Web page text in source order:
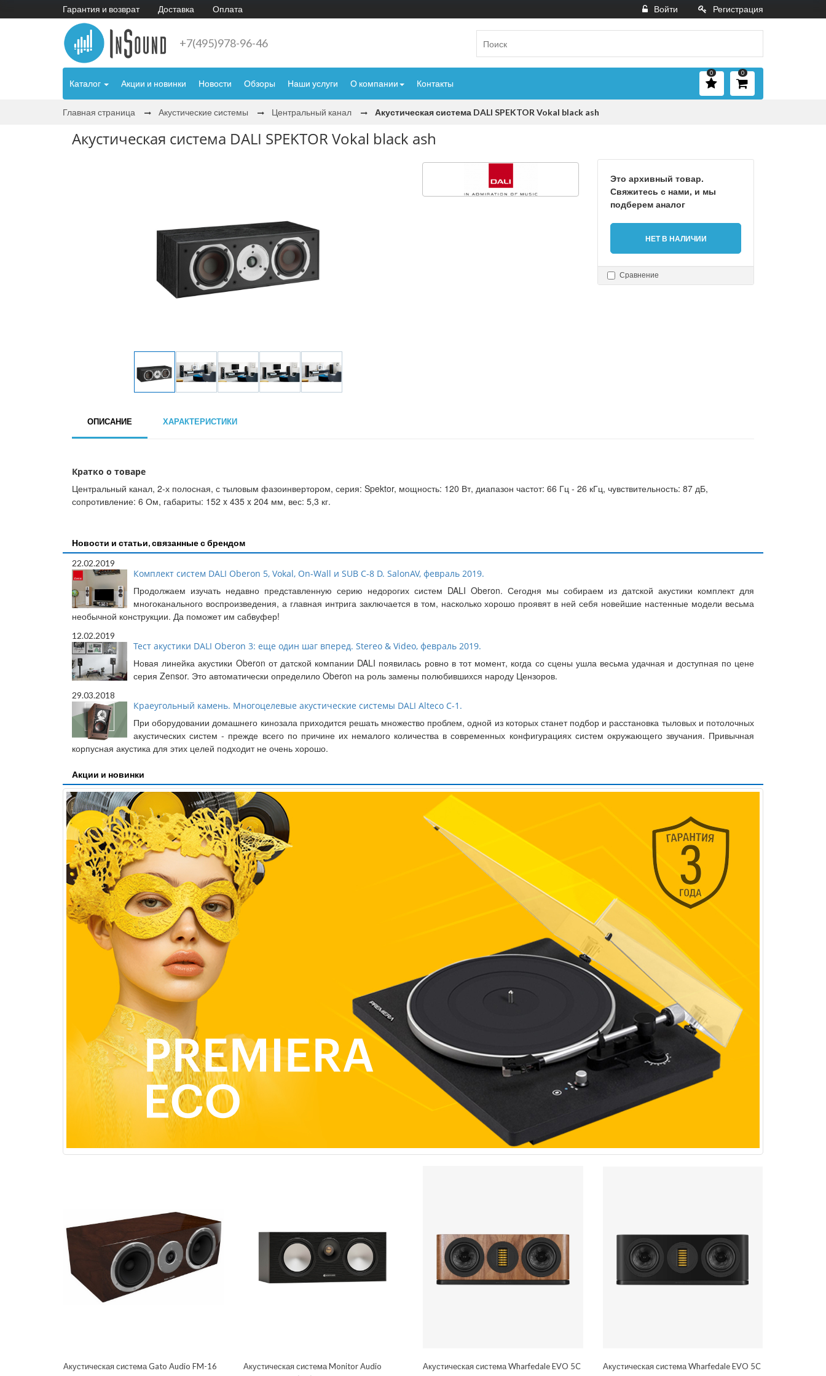
Гарантия и возврат Доставка Оплата Войти Регистрация
+7(495)978-96-46
Каталог Акции и новинки Новости Обзоры Наши услуги О компании Контакты
0
0
Главная страница Акустические системы Центральный канал Акустическая система DALI SPEKTOR Vokal black ash
Акустическая система DALI SPEKTOR Vokal black ash
Это архивный товар.
Свяжитесь с нами, и мы
подберем аналог
НЕТ В НАЛИЧИИ
Сравнение
ОПИСАНИЕ ХАРАКТЕРИСТИКИ
Кратко о товаре
Центральный канал, 2-х полосная, с тыловым фазоинвертором, серия: Spektor, мощность: 120 Вт, диапазон частот: 66 Гц - 26 кГц, чувствительность: 87 дБ,
сопротивление: 6 Ом, габариты: 152 x 435 x 204 мм, вес: 5,3 кг.
Новости и статьи, связанные с брендом
22.02.2019
Комплект систем DALI Oberon 5, Vokal, On-Wall и SUB C-8 D. SalonAV, февраль 2019.
Продолжаем изучать недавно представленную серию недорогих систем DALI Oberon. Сегодня мы собираем из датской акустики комплект для
многоканального воспроизведения, а главная интрига заключается в том, насколько хорошо проявят в ней себя новейшие настенные модели весьма
необычной конструкции. Да поможет им сабвуфер!
12.02.2019
Тест акустики DALI Oberon 3: еще один шаг вперед. Stereo & Video, февраль 2019.
Новая линейка акустики Oberon от датской компании DALI появилась ровно в тот момент, когда со сцены ушла весьма удачная и доступная по цене
серия Zensor. Это автоматически определило Oberon на роль замены полюбившихся народу Цензоров.
29.03.2018
Краеугольный камень. Многоцелевые акустические системы DALI Alteco C-1.
При оборудовании домашнего кинозала приходится решать множество проблем, одной из которых станет подбор и расстановка тыловых и потолочных
акустических систем - прежде всего по причине их немалого количества в современных конфигурациях систем окружающего звучания. Привычная
корпусная акустика для этих целей подходит не очень хорошо.
Акции и новинки
Акустическая система Gato Audio FM-16
Акустическая система Monitor Audio
Акустическая система Wharfedale EVO 5C
Акустическая система Wharfedale EVO 5C